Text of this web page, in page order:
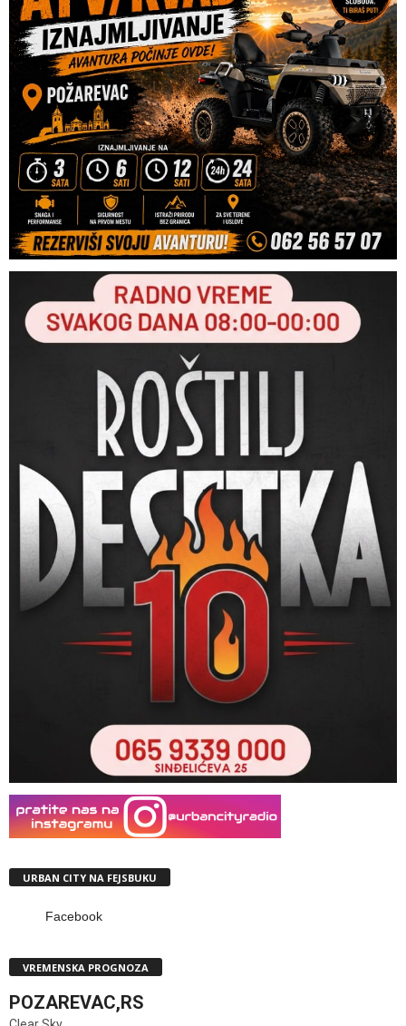
URBAN CITY NA FEJSBUKU
Facebook
VREMENSKA PROGNOZA
POZAREVAC,RS